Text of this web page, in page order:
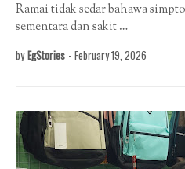
Ramai tidak sedar bahawa
sementara dan sakit …
by EgStories - February 19, 2026